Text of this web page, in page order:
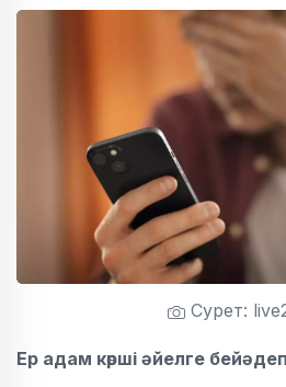
Сурет:
Ер адам көрші әйелге